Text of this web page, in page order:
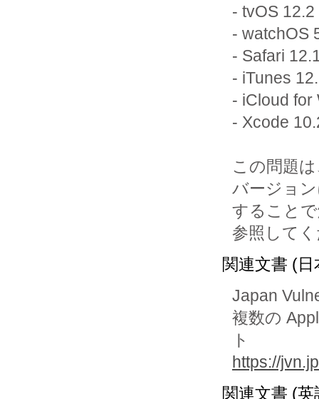
- tvOS
- watchOS
- Safari
- iTunes
- iCloud for
- Xcode
この問題
バージョ
すること
参照して
関連文書 (日
Japan
複数の
ト
https://
関連文書 (英